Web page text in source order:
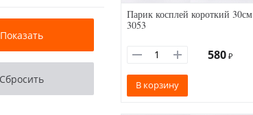
Парик косплей короткий 30см
3053
580 ₽
В корзину